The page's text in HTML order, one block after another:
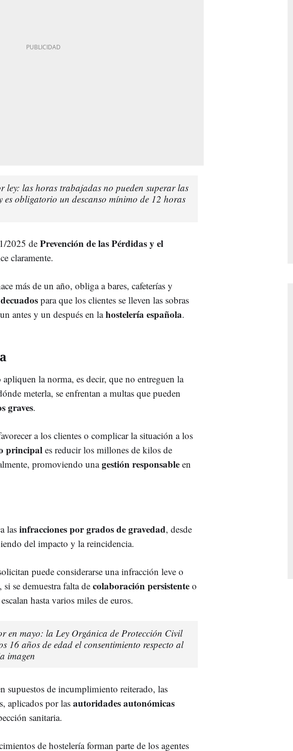
ley: las horas trabajadas no pueden superar las
es obligatorio un descanso mínimo de 12 horas
2025 dePrevención de las Pérdidas y el
claramente.
más de un año, obliga a bares, cafeterías y
para que los clientes se lleven las sobras
antes y un después en lahostelería española.
la norma, es decir, que no entreguen la
meterla, se enfrentan a multas que pueden
graves.
a los clientes o complicar la situación a los
principal es reducir los millones de kilos de
promoviendo unagestión responsable en
las infracciones por grados de gravedad, desde
del impacto y la reincidencia.
puede considerarse una infracción leve o
se demuestra falta decolaboración persistente o
hasta varios miles de euros.
en mayo: la Ley Orgánica de Protección Civil
16 años de edad el consentimiento respecto al
imagen
supuestos de incumplimiento reiterado, las
aplicados por las autoridades autonómicas
sanitaria.
de hostelería forman parte de los agentes